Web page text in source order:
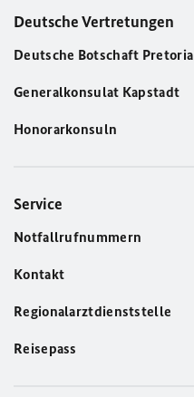
Deutsche Vertretungen
Deutsche Botschaft Pretoria
Generalkonsulat Kapstadt
Honorarkonsuln
Service
Notfallrufnummern
Kontakt
Regionalarztdienststelle
Reisepass